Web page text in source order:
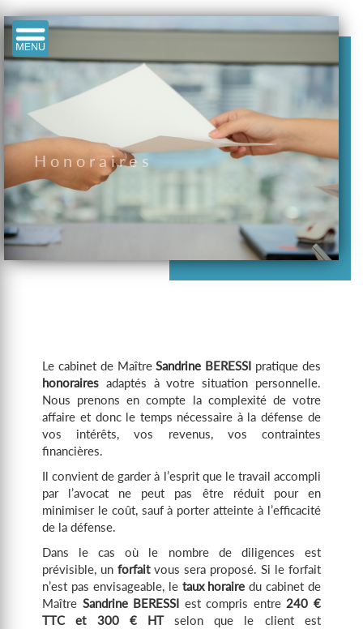
Honoraires
Le cabinet de MaîtreSandrine BERESSI pratique des
honoraires adaptés à votre situation personnelle.
Nous prenons en compte la complexité de votre
affaire et donc le temps nécessaire à la défense de
vos intérêts, vos revenus, vos contraintes
financières.
Il convient de garder à l’esprit que le travail accompli
par l’avocat ne peut pas être réduit pour en
minimiser le coût, sauf à porter atteinte à l’efficacité
de la défense.
Dans le cas où le nombre de diligences est
prévisible, unforfaitvous sera proposé. Si le forfait
n’est pas envisageable, le taux horaire du cabinet de
Maître Sandrine BERESSI est compris entre 240 €
TTC et 300 € HTselon que le client est